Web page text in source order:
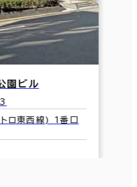
園ビル
ロ東西線) 1番口